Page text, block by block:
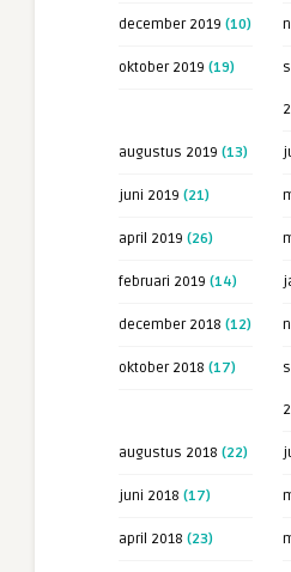
december 2019 (10)
oktober 2019 (19)
augustus 2019 (13)
juni 2019 (21)
april 2019 (26)
februari 2019 (14)
december 2018 (12)
oktober 2018 (17)
augustus 2018 (22)
juni 2018 (17)
april 2018 (23)